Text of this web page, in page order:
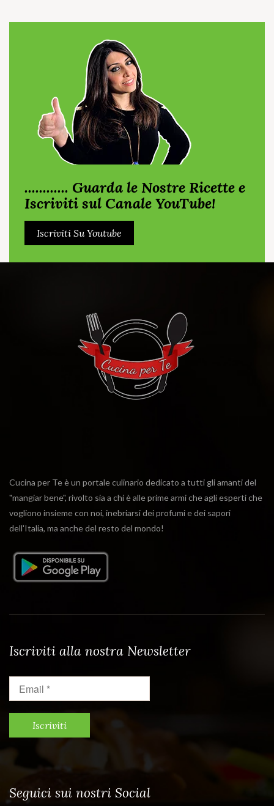
............ Guarda le Nostre Ricette e
Iscriviti sul Canale YouTube!
Iscriviti Su Youtube
Cucina per Te è un portale culinario dedicato a tutti gli amanti del
"mangiar bene", rivolto sia a chi è alle prime armi che agli esperti che
vogliono insieme con noi, inebriarsi dei profumi e dei sapori
dell'Italia, ma anche del resto del mondo!
Iscriviti alla nostra Newsletter
Seguici sui nostri Social